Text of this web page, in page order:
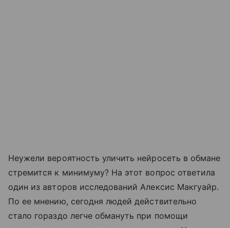
Неужели вероятность уличить нейросеть в обмане
стремится к минимуму? На этот вопрос ответила
один из авторов исследований Алексис Макгуайр.
По ее мнению, сегодня людей действительно
стало гораздо легче обмануть при помощи